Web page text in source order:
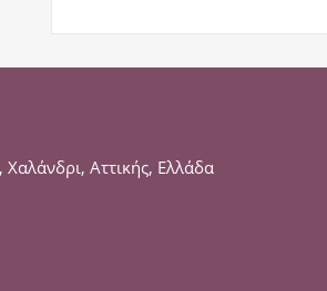
Αττικής, Ελλάδα